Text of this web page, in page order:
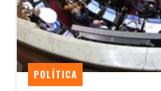
POLÍTICA